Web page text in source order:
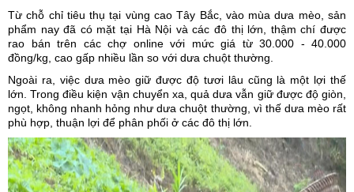
Từ chỗ chỉ tiêu thụ tại vùng cao Tây Bắc, vào mùa dưa mèo, sản
phẩm nay đã có mặt tại Hà Nội và các đô thị lớn, thậm chí được
rao bán trên các chợ online với mức giá từ 30.000 - 40.000
đồng/kg, cao gấp nhiều lần so với dưa chuột thường.
Ngoài ra, việc dưa mèo giữ được độ tươi lâu cũng là một lợi thế
lớn. Trong điều kiện vận chuyển xa, quả dưa vẫn giữ được độ giòn,
ngọt, không nhanh hỏng như dưa chuột thường, vì thế dưa mèo rất
phù hợp, thuận lợi để phân phối ở các đô thị lớn.